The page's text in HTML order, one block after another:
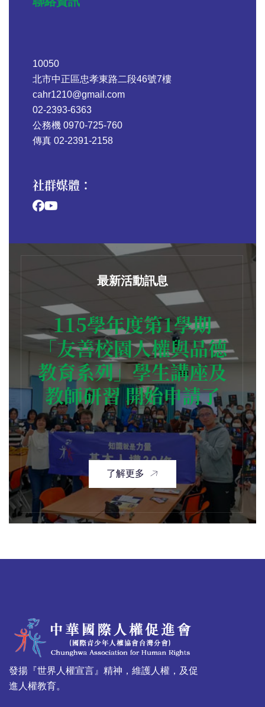
10050
北市中正區忠孝東路二段46號7樓
cahr1210@gmail.com
02-2393-6363
公務機 0970-725-760
傳真 02-2391-2158
社群媒體：
最新活動訊息
115學年度第1學期
「友善校園人權與品德
教育系列」學生講座及
教師研習 開始申請了
了解更多
發揚『世界人權宣言』精神，維護人權，及促
進人權教育。